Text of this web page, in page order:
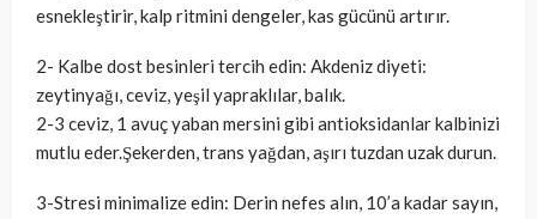
esnekleştirir, kalp ritmini dengeler, kas gücünü artırır.
2- Kalbe dost besinleri tercih edin: Akdeniz diyeti:
zeytinyağı, ceviz, yeşil yapraklılar, balık.
2-3 ceviz, 1 avuç yaban mersini gibi antioksidanlar kalbinizi
mutlu eder.Şekerden, trans yağdan, aşırı tuzdan uzak durun.
3️-Stresi minimalize edin: Derin nefes alın, 10’a kadar sayın,